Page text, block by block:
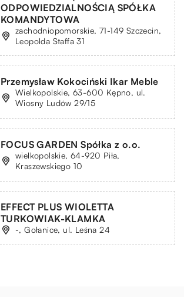
ODPOWIEDZIALNOŚCIĄ SPÓŁKA
KOMANDYTOWA
zachodniopomorskie, 71-149 Szczecin,
Leopolda Staffa 31
Przemysław Kokociński Ikar Meble
Wielkopolskie, 63-600 Kępno, ul.
Wiosny Ludów 29/15
FOCUS GARDEN Spółka z o.o.
wielkopolskie, 64-920 Piła,
Kraszewskiego 10
EFFECT PLUS WIOLETTA
TURKOWIAK-KLAMKA
-, Gołanice, ul. Leśna 24